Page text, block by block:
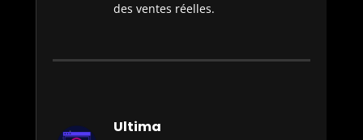
des ventes réelles.
Ultima